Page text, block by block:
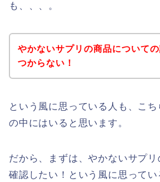
も、、、。
やかないサプリの商品について
つからない！
という風に思っている人も、こ
の中にはいると思います。
だから、まずは、やかないサプ
確認したい！という風に思って